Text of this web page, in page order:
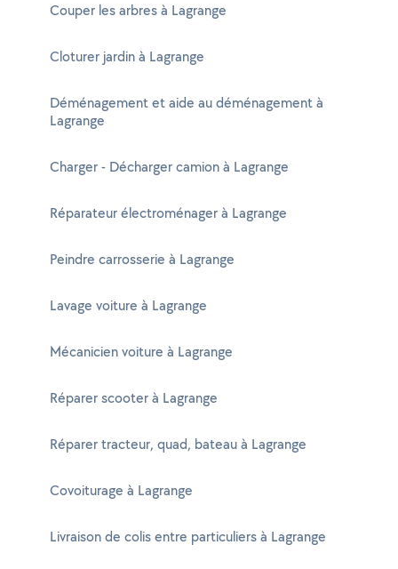
Couper les arbres à Lagrange
Cloturer jardin à Lagrange
Déménagement et aide au déménagement à
Lagrange
Charger - Décharger camion à Lagrange
Réparateur électroménager à Lagrange
Peindre carrosserie à Lagrange
Lavage voiture à Lagrange
Mécanicien voiture à Lagrange
Réparer scooter à Lagrange
Réparer tracteur, quad, bateau à Lagrange
Covoiturage à Lagrange
Livraison de colis entre particuliers à Lagrange